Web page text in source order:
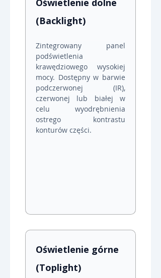
(Backlight)
Zintegrowany panel
podświetlenia
krawędziowego wysokiej
mocy. Dostępny w barwie
podczerwonej (IR),
czerwonej lub białej w
celu wyodrębnienia
ostrego kontrastu
konturów części.
Oświetlenie górne
(Toplight)